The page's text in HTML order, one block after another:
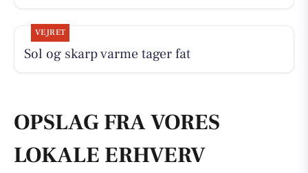
VEJRET
Sol og skarp varme tager fat
OPSLAG FRA VORES
LOKALE ERHVERV